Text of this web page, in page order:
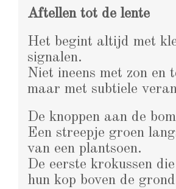
Aftellen tot de lente
Het begint altijd met
signalen.
Niet ineens met zon en
maar met subtiele
De knoppen aan de
Een streepje groen
van een plantsoen.
De eerste krokussen
hun kop boven de